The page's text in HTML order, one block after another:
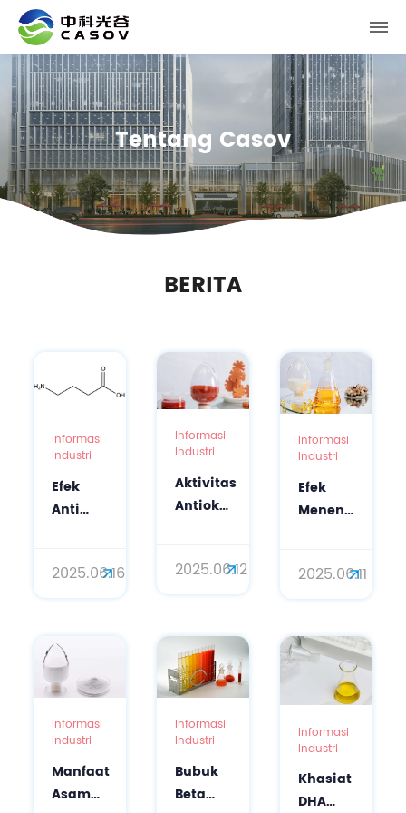
Tentang Casov
BERITA
Informasi
Industri
Efek
Anti
Gamma-
Alami
untuk
Kulit
2025.06.16
Informasi
Industri
Aktivitas
Antioksidan
Karoten
2025.06.12
Informasi
Industri
Efek
Menenangkan
Peradangan
Alga
untuk
Kosmetik
2025.06.11
Informasi
Industri
Manfaat
Asam
Informasi
Industri
Bubuk
Beta
Informasi
Industri
Khasiat
DHA